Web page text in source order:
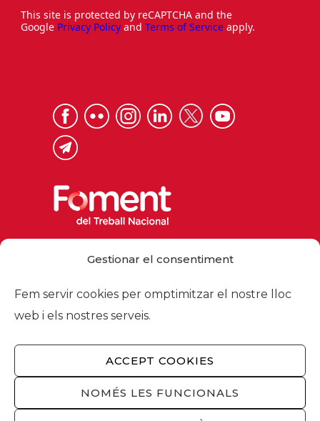
Gestionar el consentiment
Fem servir cookies per omptimitzar el nostre lloc
web i els nostres serveis.
ACCEPT COOKIES
NOMÉS LES FUNCIONALS
This site is protected by reCAPTCHA and the
Google Privacy Policy and Terms of Service apply.
foment@foment.com
© 2026 - Foment del Treball Nacional
Nosaltres